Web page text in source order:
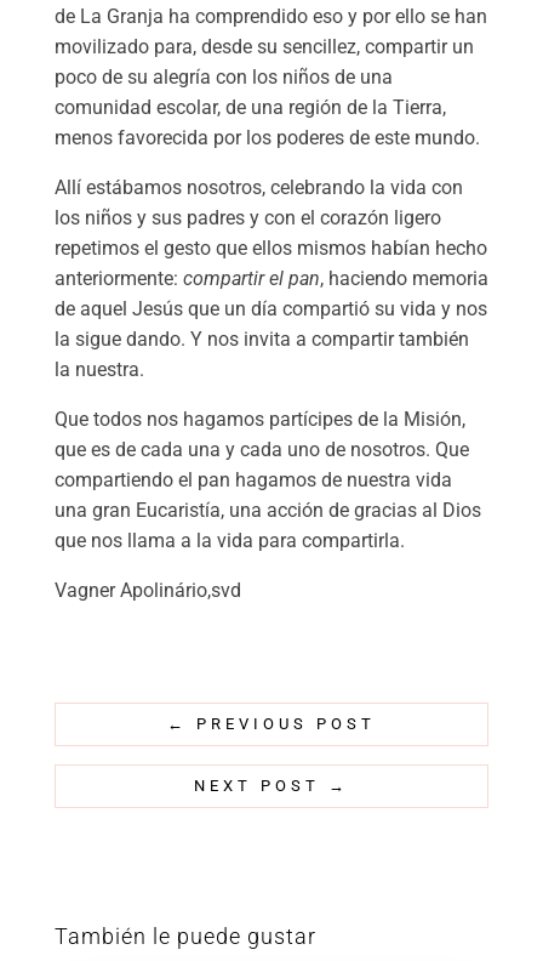
de La Granja ha comprendido eso y por ello se han
movilizado para, desde su sencillez, compartir un
poco de su alegría con los niños de una
comunidad escolar, de una región de la Tierra,
menos favorecida por los poderes de este mundo.
Allí estábamos nosotros, celebrando la vida con
los niños y sus padres y con el corazón ligero
repetimos el gesto que ellos mismos habían hecho
anteriormente: compartir el pan, haciendo memoria
de aquel Jesús que un día compartió su vida y nos
la sigue dando. Y nos invita a compartir también
la nuestra.
Que todos nos hagamos partícipes de la Misión,
que es de cada una y cada uno de nosotros. Que
compartiendo el pan hagamos de nuestra vida
una gran Eucaristía, una acción de gracias al Dios
que nos llama a la vida para compartirla.
Vagner Apolinário,svd
← PREVIOUS POST
NEXT POST →
También le puede gustar